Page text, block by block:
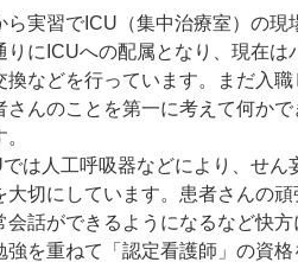
ら実習でICU（集中治療室）の
りにICUへの配属となり、現在
換などを行っています。まだ入
さんのことを第一に考えて何か
では人工呼吸器などにより、せ
大切にしています。患者さんの
会話ができるようになるなど快
強を重ねて「認定看護師」の資格